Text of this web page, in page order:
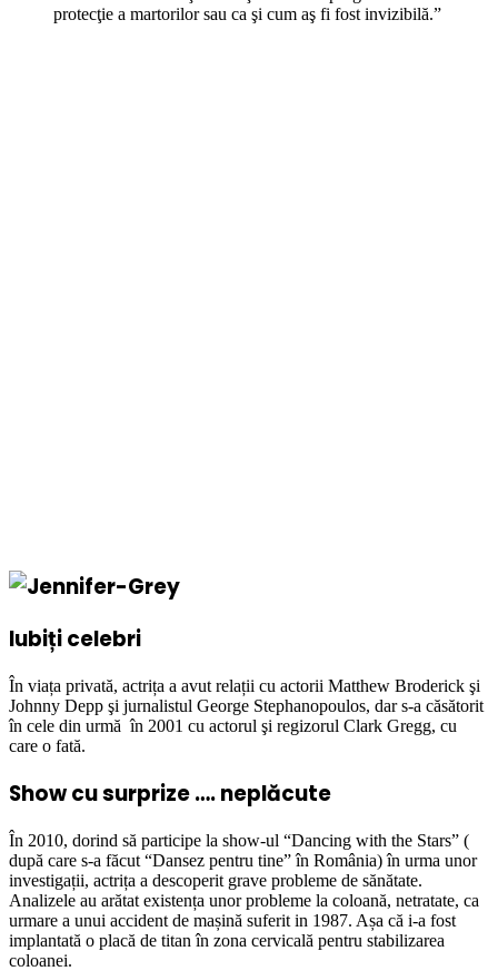
protecţie a martorilor sau ca şi cum aş fi fost invizibilă.”
Iubiți celebri
În viața privată, actrița a avut relații cu actorii Matthew Broderick şi
Johnny Depp şi jurnalistul George Stephanopoulos, dar s-a căsătorit
în cele din urmă în 2001 cu actorul şi regizorul Clark Gregg, cu
care o fată.
Show cu surprize …. neplăcute
În 2010, dorind să participe la show-ul “Dancing with the Stars” (
după care s-a făcut “Dansez pentru tine” în România) în urma unor
investigații, actrița a descoperit grave probleme de sănătate.
Analizele au arătat existența unor probleme la coloană, netratate, ca
urmare a unui accident de mașină suferit in 1987. Așa că i-a fost
implantată o placă de titan în zona cervicală pentru stabilizarea
coloanei.